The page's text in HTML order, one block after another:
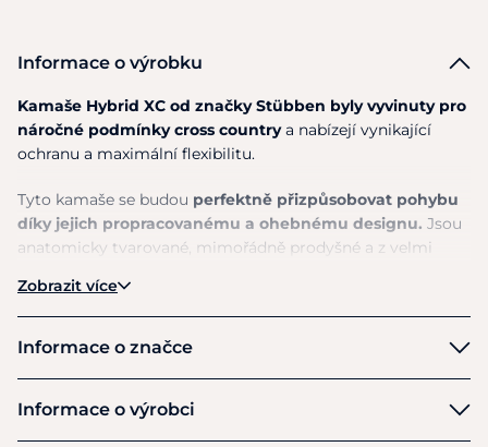
Informace o výrobku
Kamaše Hybrid XC od značky Stübben byly vyvinuty pro
náročné podmínky cross countrya nabízejí vynikající
ochranu a maximální flexibilitu.
Tyto kamaše se budou perfektně přizpůsobovat pohybu
díky jejich propracovanému a ohebnému designu. Jsou
anatomicky tvarované, mimořádně prodyšné a z velmi
Pro vysokou funkčnost jsou navrženyv třívrstvém
designu. Pevná vnější ochranná vrstva je doplněna tlumící
poddajný, ale při nárazu se okamžitě uzamkne a poskytuje
bezkonkurenční ochranu.Vnitřní podšívka, která je po celé
Zobrazit více
Informace o značce
Stübben
Informace o výrobci